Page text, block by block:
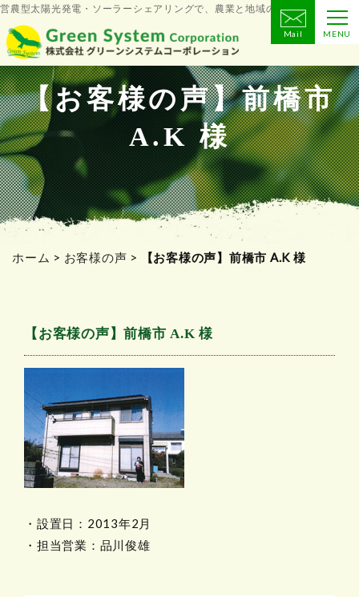
コ
ン
テ
ン
ツ
へ
ス
キ
ッ
プ
営農型太陽光発電・ソーラーシェアリングで、農業と地域の未来をつくる
Mail MENU
【お客様の声】前橋市
A.K 様
ホーム > お客様の声 > 【お客様の声】前橋市 A.K 様
【お客様の声】前橋市 A.K 様
・設置日：2013年2月
・担当営業：品川俊雄